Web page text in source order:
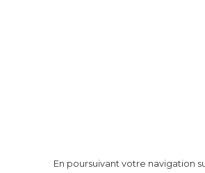
En poursuivant votre navigation